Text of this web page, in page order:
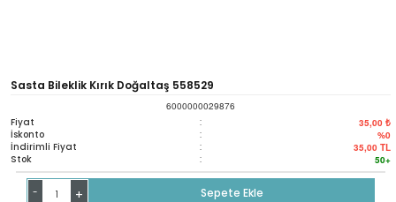
Sasta Bileklik Kırık Doğaltaş 558529
6000000029876
Fiyat : 35,00 ₺
İskonto : %0
İndirimli Fiyat : 35,00 TL
Stok : 50+
- +
Sepete Ekle